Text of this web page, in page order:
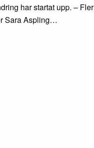
har startat upp. – Fler
Sara Aspling…